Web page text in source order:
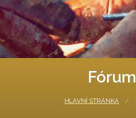
Fórum
HLAVNÍ STRÁNKA